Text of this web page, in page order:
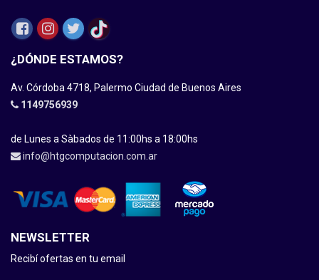
¿DÓNDE ESTAMOS?
Av. Córdoba 4718, Palermo Ciudad de Buenos Aires
1149756939
de Lunes a Sàbados de 11:00hs a 18:00hs
info@htgcomputacion.com.ar
NEWSLETTER
Recibí ofertas en tu email